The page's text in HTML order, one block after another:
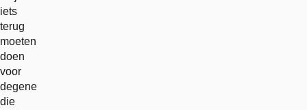
iets
terug
moeten
doen
voor
degene
die